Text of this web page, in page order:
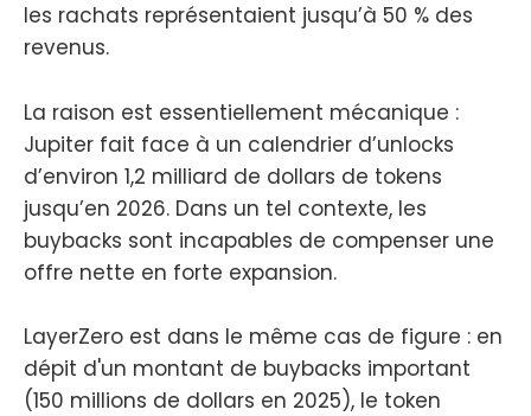
les rachats représentaient jusqu’à 50 % des
revenus.
La raison est essentiellement mécanique :
Jupiter fait face à un calendrier d’unlocks
d’environ 1,2 milliard de dollars de tokens
jusqu’en 2026. Dans un tel contexte, les
buybacks sont incapables de compenser une
offre nette en forte expansion.
LayerZero est dans le même cas de figure : en
dépit d'un montant de buybacks important
(150 millions de dollars en 2025), le token